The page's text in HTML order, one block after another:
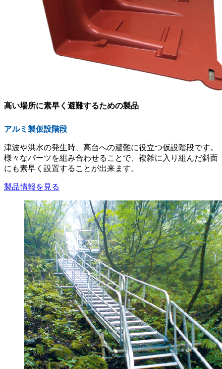
高い場所に素早く避難するための製品
アルミ製仮設階段
津波や洪水の発生時、高台への避難に役立つ仮設階段です。
様々なパーツを組み合わせることで、複雑に入り組んだ斜面
にも素早く設置することが出来ます。
製品情報を見る